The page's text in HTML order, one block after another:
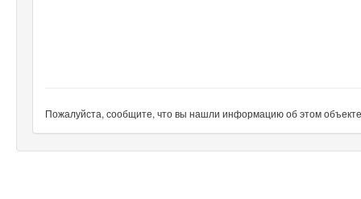
Пожалуйста, сообщите, что вы нашли информацию об этом